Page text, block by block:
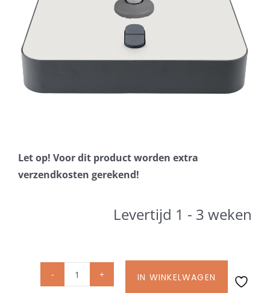
Schaduwdoeken
Snel leverbaar
Parasolvoeten
Beschermhoezen
Glatz parasoldoeken
Let op! Voor dit product worden extra
verzendkosten gerekend!
Levertijd 1 - 3 weken
Glatz
IN WINKELWAGEN